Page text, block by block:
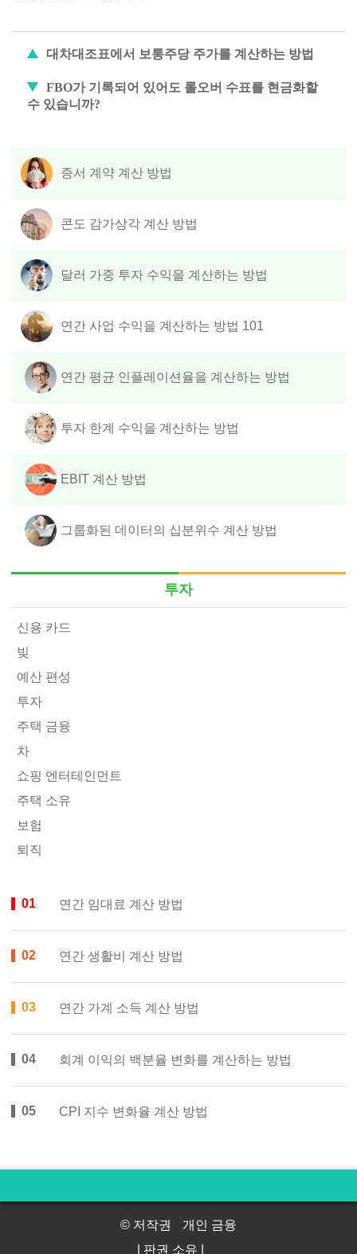
대차대조표에서 보통주당 주가를 계산하는 방법
FBO가 기록되어 있어도 롤오버 수표를 현금화할
수 있습니까?
증서 계약 계산 방법
콘도 감가상각 계산 방법
달러 가중 투자 수익을 계산하는 방법
연간 사업 수익을 계산하는 방법 101
연간 평균 인플레이션율을 계산하는 방법
투자 한계 수익을 계산하는 방법
EBIT 계산 방법
그룹화된 데이터의 십분위수 계산 방법
투자
신용 카드
빚
예산 편성
투자
주택 금융
차
쇼핑 엔터테인먼트
주택 소유
보험
퇴직
연간 임대료 계산 방법
연간 생활비 계산 방법
연간 가계 소득 계산 방법
회계 이익의 백분율 변화를 계산하는 방법
CPI 지수 변화율 계산 방법
© 저작권
개인 금융
| 판권 소유 |